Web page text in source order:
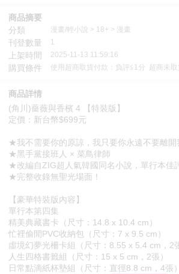
商品摘要
分類
漫畫/輕小說 > 18+ > 漫畫
刊登數量 1
上架時間 2025-11-13 11:59:16
購買條件 使用超商取貨付款：負評≦1分 超商未
商品詳情
(角川)薔薇與香檳 4 【特裝版】
定價：新台幣$699元
★我不需要你的原諒，我只要你永遠不要離開
★黑手黨接班人 × 菜鳥律師
★改編自ZIG超人氣韓國同名小說，單行本佳
★完整收錄無聖光場面！
【豪華特裝版內容】
單行本第四集
精美典藏書卡（尺寸：14.8 x 10.4 cm）
忙裡偷閒PVC收納包（尺寸：7 x 9.5 cm）
虛境幻夢光柵卡組（尺寸：8.55 x 5.4 cm，2
人生四格書籤組（尺寸：15 x 5 cm，2張）
日常點滴紙杯墊組（尺寸：直徑8.8 cm，4張）